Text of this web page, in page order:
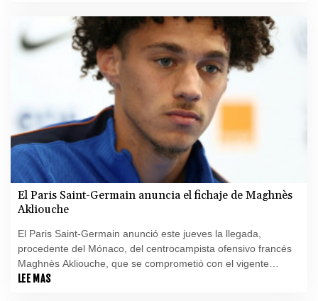
El Paris Saint-Germain anuncia el fichaje de Maghnès
Akliouche
El Paris Saint-Germain anunció este jueves la llegada,
procedente del Mónaco, del centrocampista ofensivo francés
Maghnès Akliouche, que se comprometió con el vigente
bicampeón europeo hasta 2031.
LEE MAS